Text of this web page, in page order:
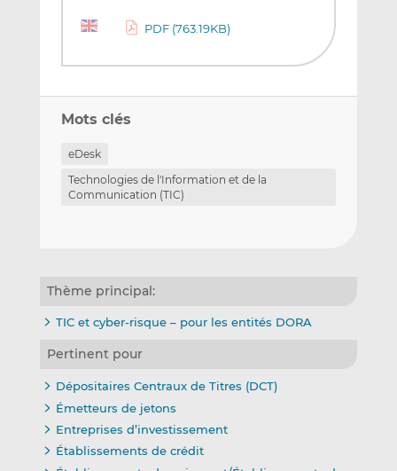
PDF (763.19KB)
Mots clés
eDesk
Technologies de l'Information et de la
Communication (TIC)
Thème principal:
TIC et cyber-risque – pour les entités DORA
Pertinent pour
Dépositaires Centraux de Titres (DCT)
Émetteurs de jetons
Entreprises d’investissement
Établissements de crédit